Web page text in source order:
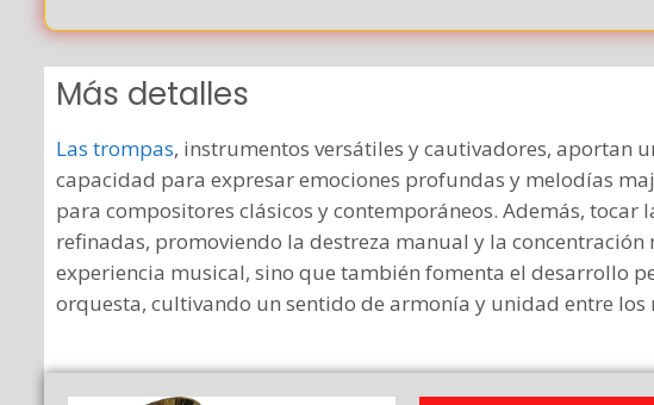
Más detalles
Las trompas, instrumentos versátiles y cautivadores, aportan
capacidad para expresar emociones profundas y melodías
para compositores clásicos y contemporáneos. Además,
refinadas, promoviendo la destreza manual y la
experiencia musical, sino que también fomenta el desarrollo
orquesta, cultivando un sentido de armonía y unidad entre los